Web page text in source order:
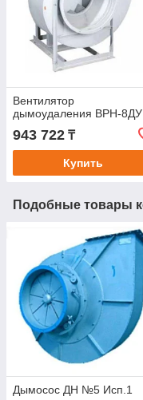
Вентилятор
дымоудаления ВРН-8ДУ
943 722 ₸
Купить
Подобные товары
Дымосос ДН №5 Исп.1